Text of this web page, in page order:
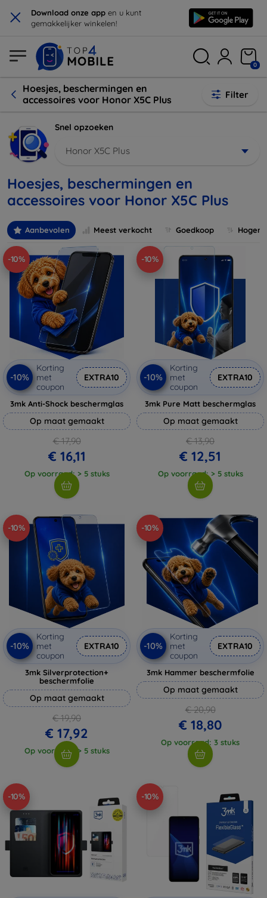
× Download onze app en u kunt
gemakkelijker winkelen!
0
Hoesjes, beschermingen en
accessoires voor Honor X5C Plus
Filter
Snel opzoeken
Honor X5C Plus
Hoesjes, beschermingen en
accessoires voor Honor X5C Plus
Aanbevolen Meest verkocht Goedkoop
-10%
-10%
Korting
met
coupon
EXTRA10
3mk Anti-Shock beschermglas
Op maat gemaakt
€ 17,90
€ 16,11
Op voorraad: > 5 stuks
-10%
-10%
Korting
met
coupon
EXTRA10
3mk Pure Matt beschermglas
Op maat gemaakt
€ 13,90
€ 12,51
Op voorraad: > 5 stuks
-10%
-10%
Korting
met
coupon
EXTRA10
3mk Silverprotection+
beschermfolie
Op maat gemaakt
€ 19,90
€ 17,92
Op voorraad: > 5 stuks
-10%
-10%
Korting
met
coupon
EXTRA10
3mk Hammer beschermfolie
Op maat gemaakt
€ 20,90
€ 18,80
Op voorraad: 3 stuks
-10% -10%